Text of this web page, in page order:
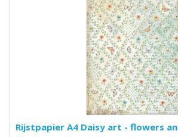
Rijstpapier A4 Daisy art - flowers